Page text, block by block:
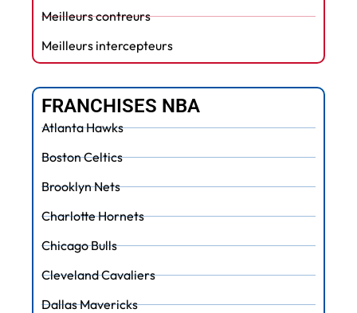
Meilleurs contreurs
Meilleurs intercepteurs
FRANCHISES NBA
Atlanta Hawks
Boston Celtics
Brooklyn Nets
Charlotte Hornets
Chicago Bulls
Cleveland Cavaliers
Dallas Mavericks